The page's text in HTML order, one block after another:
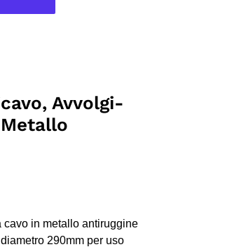
Avvolgi-
in metallo antiruggine
290mm per uso